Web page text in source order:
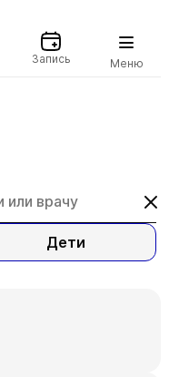
Запись Меню
Дети